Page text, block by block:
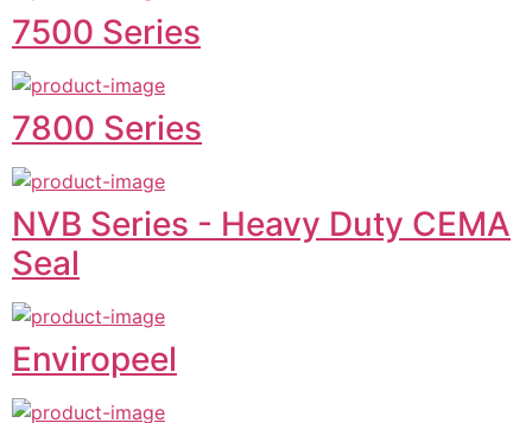
7500 Series
7800 Series
NVB Series - Heavy Duty CEMA
Seal
Enviropeel